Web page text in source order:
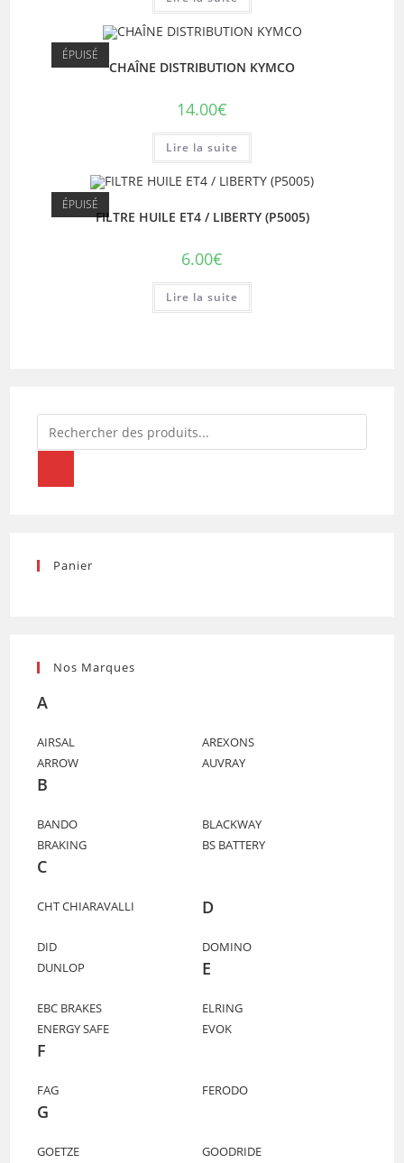
39.00€.
ÉPUISÉ
CHAÎNE DISTRIBUTION KYMCO
14.00€
Lire la suite
ÉPUISÉ
FILTRE HUILE ET4 / LIBERTY (P5005)
6.00€
Lire la suite
Recherche
de
Panier
Nos Marques
A
AIRSAL
AREXONS
ARROW
AUVRAY
B
BANDO
BLACKWAY
BRAKING
BS BATTERY
C
CHT CHIARAVALLI D
DID
DOMINO
DUNLOP
E
EBC BRAKES
ELRING
ENERGY SAFE
EVOK
F
FAG FERODO
G
GOETZE
GOODRIDE